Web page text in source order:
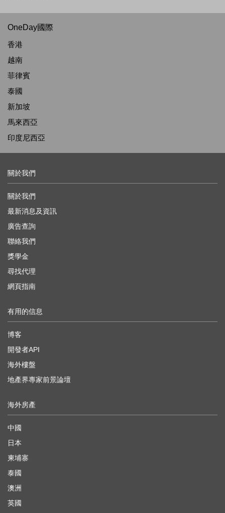
OneDay國際
香港
越南
菲律賓
泰國
新加坡
馬來西亞
印度尼西亞
關於我們
關於我們
最新消息及資訊
廣告查詢
聯絡我們
獎學金
尋找代理
網頁指南
有用的信息
博客
開發者API
海外樓盤
地產界專家前景論壇
海外房產
中國
日本
柬埔寨
泰國
澳洲
英國